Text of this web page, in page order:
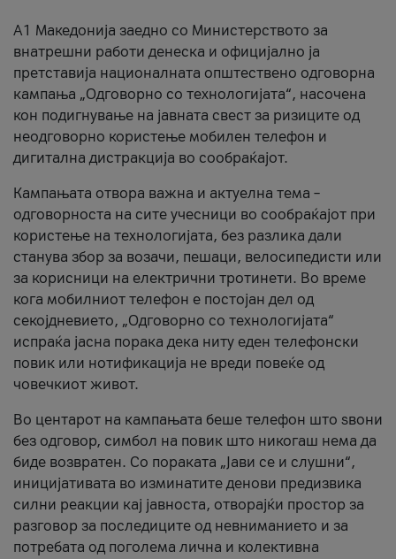
A1 Македонија заедно со Министерството за
внатрешни работи денеска и официјално ја
претставија националната општествено одговорна
кампања „Одговорно со технологијата“, насочена
кон подигнување на јавната свест за ризиците од
неодговорно користење мобилен телефон и
дигитална дистракција во сообраќајот.
Кампањата отвора важна и актуелна тема –
одговорноста на сите учесници во сообраќајот при
користење на технологијата, без разлика дали
станува збор за возачи, пешаци, велосипедисти или
за корисници на електрични тротинети. Во време
кога мобилниот телефон е постојан дел од
секојдневието, „Одговорно со технологијата“
испраќа јасна порака дека ниту еден телефонски
повик или нотификација не вреди повеќе од
човечкиот живот.
Во центарот на кампањата беше телефон што ѕвони
без одговор, симбол на повик што никогаш нема да
биде возвратен. Со пораката „Јави се и слушни“,
иницијативата во изминатите денови предизвика
силни реакции кај јавноста, отворајќи простор за
разговор за последиците од невниманието и за
потребата од поголема лична и колективна